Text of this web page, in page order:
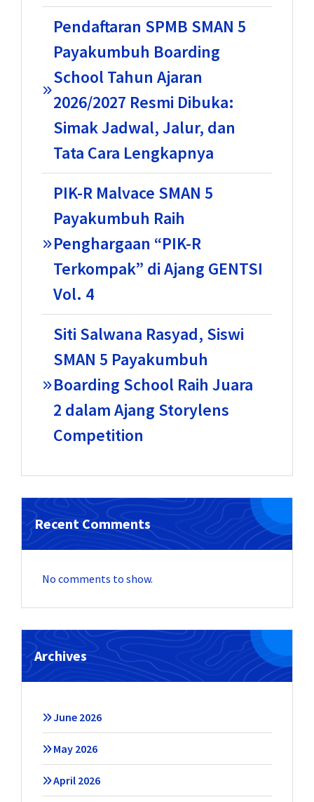
Pendaftaran SPMB SMAN 5
Payakumbuh Boarding
School Tahun Ajaran
2026/2027 Resmi Dibuka:
Simak Jadwal, Jalur, dan
Tata Cara Lengkapnya
PIK-R Malvace SMAN 5
Payakumbuh Raih
Penghargaan “PIK-R
Terkompak” di Ajang GENTSI
Vol. 4
Siti Salwana Rasyad, Siswi
SMAN 5 Payakumbuh
Boarding School Raih Juara
2 dalam Ajang Storylens
Competition
Recent Comments
No comments to show.
Archives
June 2026
May 2026
April 2026